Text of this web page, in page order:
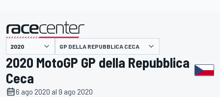
presentato da GP DELLA REPUBBLICA CECA
2020 MotoGP GP della Repubblica
Ceca
6 ago 2020 al 9 ago 2020